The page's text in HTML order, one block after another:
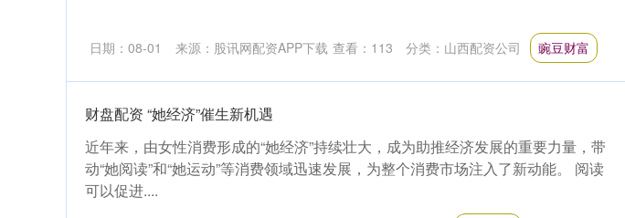
日期：08-01 来源：股讯网配资APP下载 查看： 113 分类： 山西配资公司 豌豆财富
财盘配资 “她经济”催生新机遇
近年来，由女性消费形成的“她经济”持续壮大，成为助推经济发展的重要力量，带
动“她阅读”和“她运动”等消费领域迅速发展，为整个消费市场注入了新动能。 阅读
可以促进....